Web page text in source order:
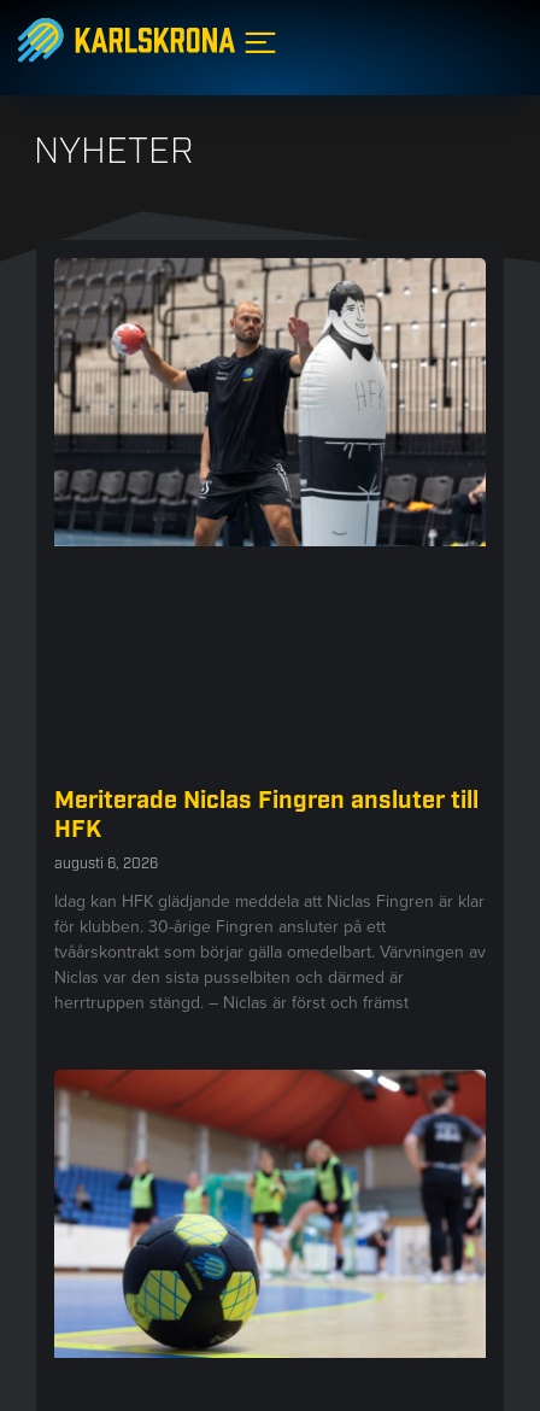
NYHETER
Meriterade Niclas Fingren ansluter till
HFK
augusti 6, 2026
Idag kan HFK glädjande meddela att Niclas Fingren är klar
för klubben. 30-årige Fingren ansluter på ett
tvåårskontrakt som börjar gälla omedelbart. Värvningen av
Niclas var den sista pusselbiten och därmed är
herrtruppen stängd. – Niclas är först och främst